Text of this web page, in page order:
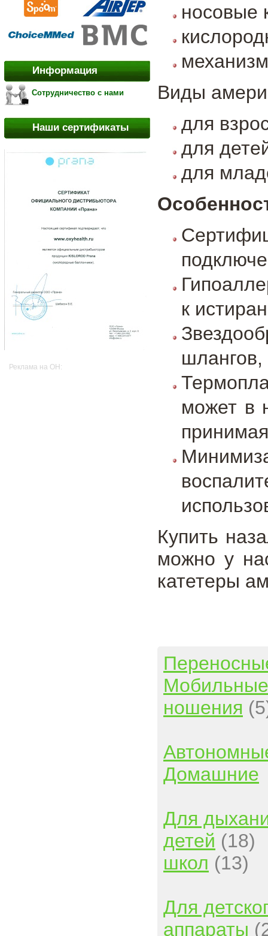
Информация
Сотрудничество с нами
Наши сертификаты
Реклама на OH:
носовые
Виды
для
для
для
к
шлангов,
может в
Купить
можно у
катетеры
Мобильные
ношения
Домашние
Для
детей (18)
школ (13)
Для
аппараты